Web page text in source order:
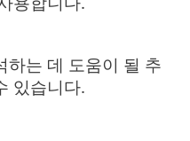
하는 데 도움이 될 추
있습니다.